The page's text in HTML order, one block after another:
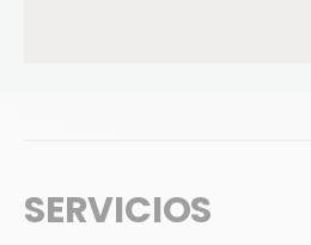
SERVICIOS